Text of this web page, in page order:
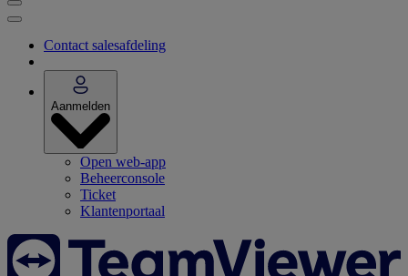
Contact salesafdeling
Aanmelden
Open web-app
Beheerconsole
Ticket
Klantenportaal